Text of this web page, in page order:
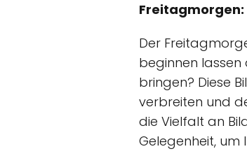
Der
beginnen lassen
bringen? Diese
verbreiten und
die Vielfalt an
Gelegenheit, um